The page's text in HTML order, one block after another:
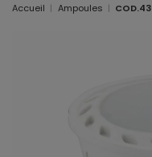
Accueil Ampoules